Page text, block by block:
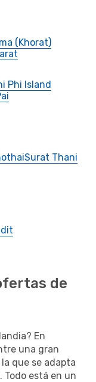
(Khorat)
Phi Island
Surat Thani
de
En
una gran
que se adapta
está en un